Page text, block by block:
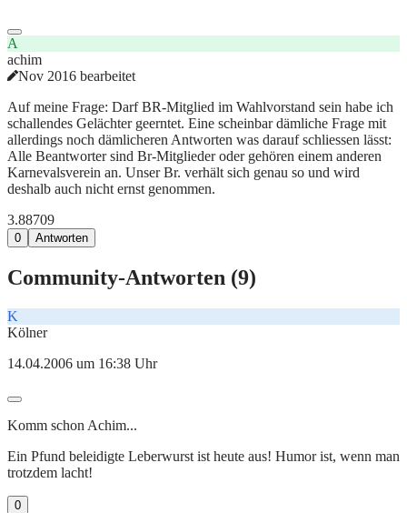
A
achim
Nov 2016 bearbeitet
Auf meine Frage: Darf BR-Mitglied im Wahlvorstand sein habe ich
schallendes Gelächter geerntet. Eine scheinbar dämliche Frage mit
allerdings noch dämlicheren Antworten was darauf schliessen lässt:
Alle Beantworter sind Br-Mitglieder oder gehören einem anderen
Karnevalsverein an. Unser Br. verhält sich genau so und wird
deshalb auch nicht ernst genommen.
3.88709
0 Antworten
Community-Antworten (9)
K
Kölner
14.04.2006 um 16:38 Uhr
Komm schon Achim...
Ein Pfund beleidigte Leberwurst ist heute aus! Humor ist, wenn man
trotzdem lacht!
0